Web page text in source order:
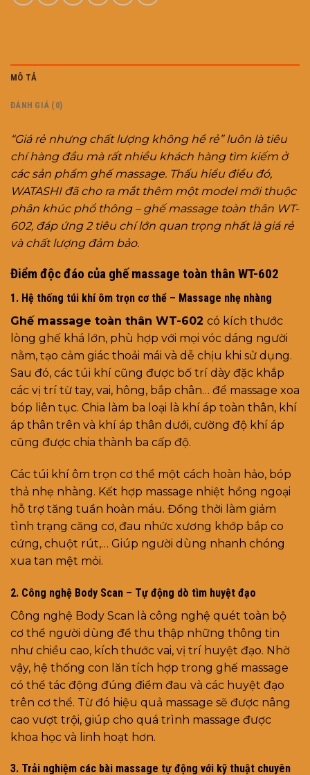
MÔ TẢ
ĐÁNH GIÁ (0)
“Giá rẻ nhưng chất lượng không hề rẻ” luôn là tiêu
chí hàng đầu mà rất nhiều khách hàng tìm kiếm ở
các sản phẩm ghế massage. Thấu hiểu điều đó,
WATASHI đã cho ra mắt thêm một model mới thuộc
phân khúc phổ thông – ghế massage toàn thân WT-
602, đáp ứng 2 tiêu chí lớn quan trọng nhất là giá rẻ
và chất lượng đảm bảo.
Điểm độc đáo của ghế massage toàn thân WT-602
1. Hệ thống túi khí ôm trọn cơ thể – Massage nhẹ nhàng
Ghế massage toàn thân WT-602 có kích thước
lòng ghế khá lớn, phù hợp với mọi vóc dáng người
nằm, tạo cảm giác thoải mái và dễ chịu khi sử dụng.
Sau đó, các túi khí cũng được bố trí dày đặc khắp
các vị trí từ tay, vai, hông, bắp chân… để massage xoa
bóp liên tục. Chia làm ba loại là khí áp toàn thân, khí
áp thân trên và khí áp thân dưới, cường độ khí áp
cũng được chia thành ba cấp độ.
Các túi khí ôm trọn cơ thể một cách hoàn hảo, bóp
thả nhẹ nhàng. Kết hợp massage nhiệt hồng ngoại
hỗ trợ tăng tuần hoàn máu. Đồng thời làm giảm
tình trạng căng cơ, đau nhức xương khớp bắp co
cứng, chuột rút,… Giúp người dùng nhanh chóng
xua tan mệt mỏi.
2. Công nghệ Body Scan – Tự động dò tìm huyệt đạo
Công nghệ Body Scan là công nghệ quét toàn bộ
cơ thể người dùng để thu thập những thông tin
như chiều cao, kích thước vai, vị trí huyệt đạo. Nhờ
vậy, hệ thống con lăn tích hợp trong ghế massage
có thể tác động đúng điểm đau và các huyệt đạo
trên cơ thể. Từ đó hiệu quả massage sẽ được nâng
cao vượt trội, giúp cho quá trình massage được
khoa học và linh hoạt hơn.
3. Trải nghiệm các bài massage tự động với kỹ thuật chuyên